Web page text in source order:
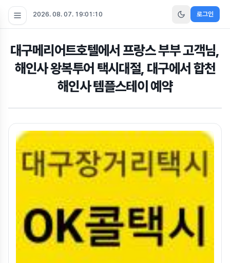
2026. 08. 07. 19:01:10 로그인
대구메리어트호텔에서 프랑스 부부 고객님,
해인사 왕복투어 택시대절, 대구에서 합천
해인사 템플스테이 예약